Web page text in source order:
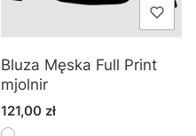
Bluza Męska Full Print
mjolnir
Cena
121,00 zł